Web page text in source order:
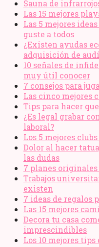
Sauna de
Las 15 mejores
Las 5 mejores
guste a todos
¿Existen ayudas
adquisición de
10 señales de
muy útil conocer
7 consejos para
Las cinco mejores
Tips para hacer
¿Es legal grabar
laboral?
Los 5 mejores
Dolor al hacer
las dudas
7 planes
Trabajos
existen
7 ideas de regalos
Las 15 mejores
Decora tu casa
imprescindibles
Los 10 mejores